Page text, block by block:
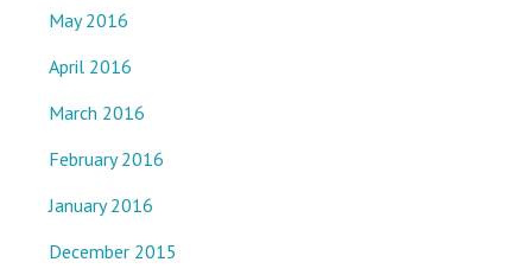
May 2016
April 2016
March 2016
February 2016
January 2016
December 2015